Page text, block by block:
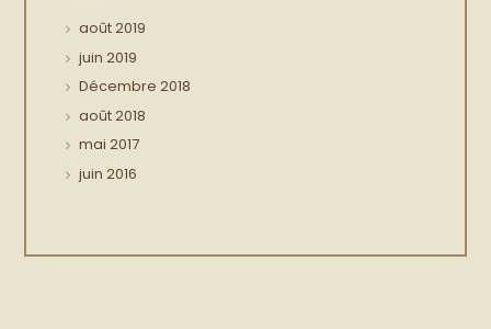
août2019
juin 2019
Décembre 2018
août2018
mai 2017
juin 2016